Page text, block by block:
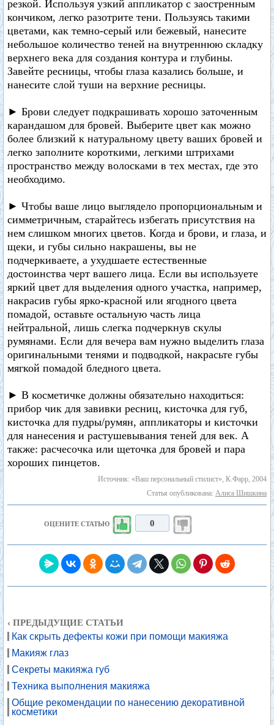
резкой. Используя узкий аппликатор с заостренным
кончиком, легко разотрите тени. Пользуясь такими
цветами, как темно-серый или бежевый, нанесите
небольшое количество теней на внутреннюю складку
верхнего века для создания контура и глубины.
Завейте ресницы, чтобы глаза казались больше, и
нанесите слой туши на верхние ресницы.
► Брови следует подкрашивать хорошо заточенным
карандашом для бровей. Выберите цвет как можно
более близкий к натуральному цвету ваших бровей и
легко заполните короткими, легкими штрихами
пространство между волосками в тех местах, где это
необходимо.
► Чтобы ваше лицо выглядело пропорциональным и
симметричным, старайтесь избегать присутствия на
нем слишком многих цветов. Когда и брови, и глаза, и
щеки, и губы сильно накрашены, вы не
подчеркиваете, а ухудшаете естественные
достоинства черт вашего лица. Если вы используете
яркий цвет для выделения одного участка, например,
накрасив губы ярко-красной или ягодного цвета
помадой, оставьте остальную часть лица
нейтральной, лишь слегка подчеркнув скулы
румянами. Если для вечера вам нужно выделить глаза
оригинальными тенями и подводкой, накрасьте губы
мягкой помадой бледного цвета.
► В косметичке должны обязательно находиться:
прибор чик для завивки ресниц, кисточка для губ,
кисточка для пудры/румян, аппликаторы и кисточки
для нанесения и растушевывания теней для век. А
также: расчесочка или щеточка для бровей и пара
хороших пинцетов.
Источник: «Ваш персональный стилист», К.Фарр, 2004
Статья опубликована: Алиса Шишкина
ОЦЕНИТЕ СТАТЬЮ 0
‹ ПРЕДЫДУЩИЕ СТАТЬИ
Как скрыть дефекты кожи при помощи макияжа
Макияж глаз
Секреты макияжа губ
Техника выполнения макияжа
Общие рекомендации по нанесению декоративной
косметики